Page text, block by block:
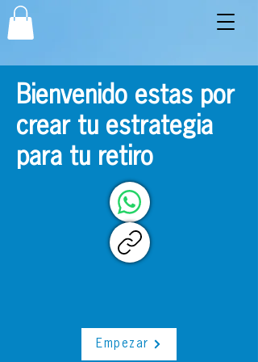
Bienvenido estas por
crear tu estrategia
para tu retiro
Empezar